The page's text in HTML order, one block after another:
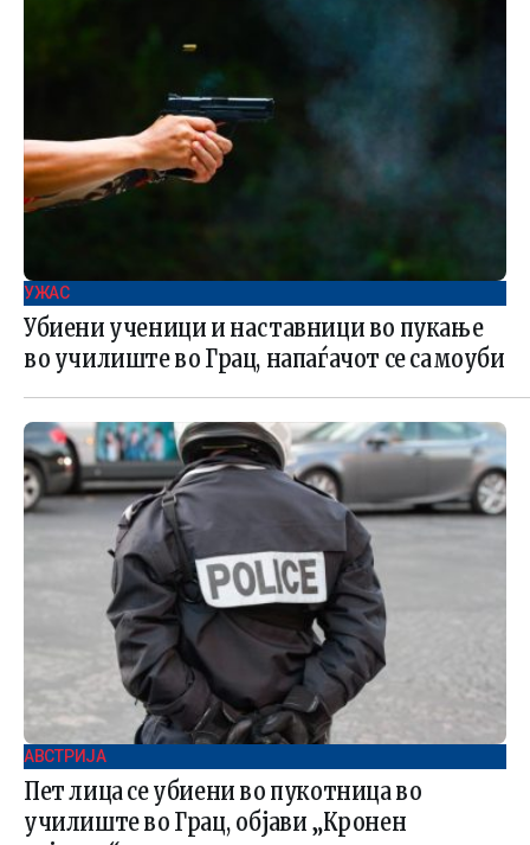
УЖАС
Убиени ученици и наставници во пукање
во училиште во Грац, напаѓачот се самоуби
АВСТРИЈА
Пет лица се убиени во пукотница во
училиште во Грац, објави „Кронен